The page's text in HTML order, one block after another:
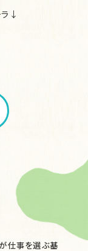
↓
仕事を選ぶ基